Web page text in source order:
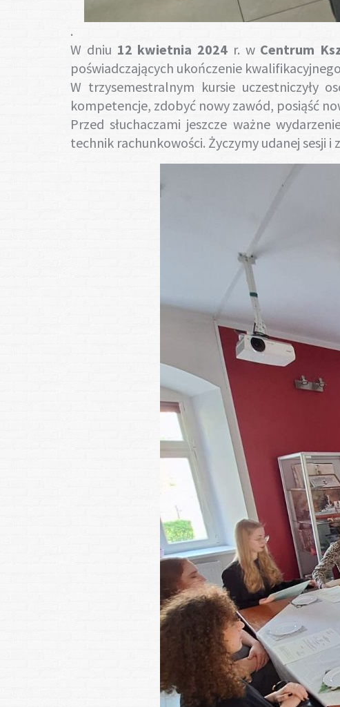
.
W dniu 12 kwietnia 2024 r. w Centrum
poświadczających ukończenie
W trzysemestralnym kursie uczestniczyły
kompetencje, zdobyć nowy zawód, posiąść
Przed słuchaczami jeszcze ważne
technik rachunkowości. Życzymy udanej sesji i